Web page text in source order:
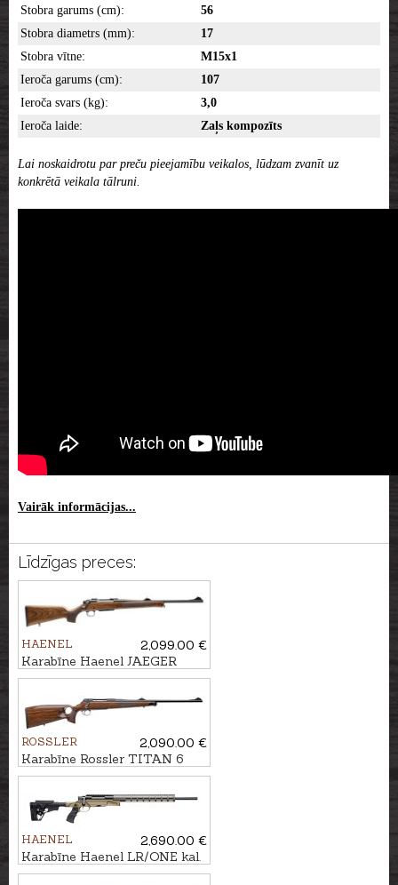
Stobra garums (cm):
56
Stobra diametrs (mm):
17
Stobra vītne:
M15x1
Ieroča garums (cm):
107
Ieroča svars (kg):
3,0
Ieroča laide:
Zaļs kompozīts
Lai noskaidrotu par preču pieejamību veikalos, lūdzam zvanīt uz
konkrētā veikala tālruni.
Vairāk informācijas...
Līdzīgas preces:
HAENEL
2,099.00 €
Karabīne Haenel JAEGER
NXT kal. .30-06 M15x1
ROSSLER
2,090.00 €
Karabīne Rossler TITAN 6
Luxury Thumbhole kal. 7mm
Rem.Mag. M14x1
HAENEL
2,690.00 €
Karabīne Haenel LR/ONE kal.
6,5 Creedmoor, M15x1